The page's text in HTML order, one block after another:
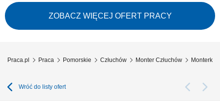
terenie Niemiec. Realizacja zadań zgodnie z dokumentacją i wytycznymi.
Dbanie o jakość oraz terminowość wykonywanych prac.
ZOBACZ WIĘCEJ OFERT PRACY
Praca.pl Praca Pomorskie Człuchów Monter Człuchów Monterka
Wróć do listy ofert